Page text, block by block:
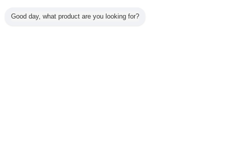
Good day, what product are you looking for?